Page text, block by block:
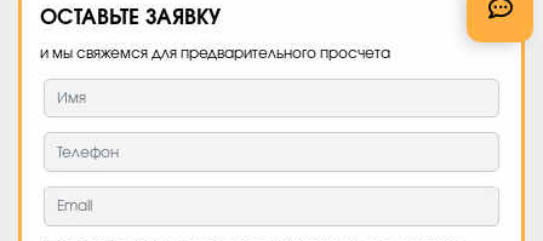
ОСТАВЬТЕ ЗАЯВКУ
и мы свяжемся для предварительного просчета